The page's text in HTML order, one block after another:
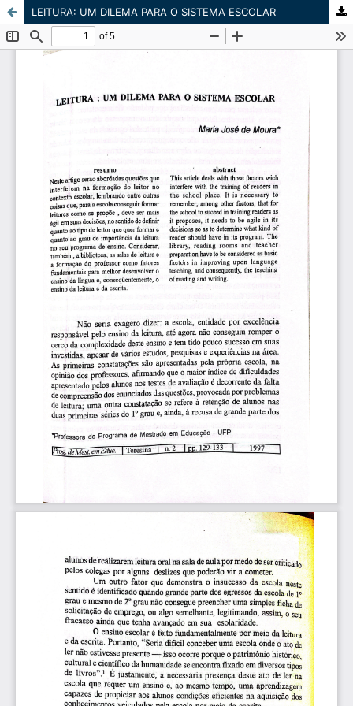
LEITURA: UM DILEMA PARA O SISTEMA ESCOLAR